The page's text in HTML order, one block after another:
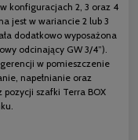
konfiguracjach 2, 3 oraz 4
jest w wariancie 2 lub 3
dodatkowo wyposażona
odcinający GW 3/4”).
w pomieszczenie
napełnianie oraz
pozycji szafki Terra BOX